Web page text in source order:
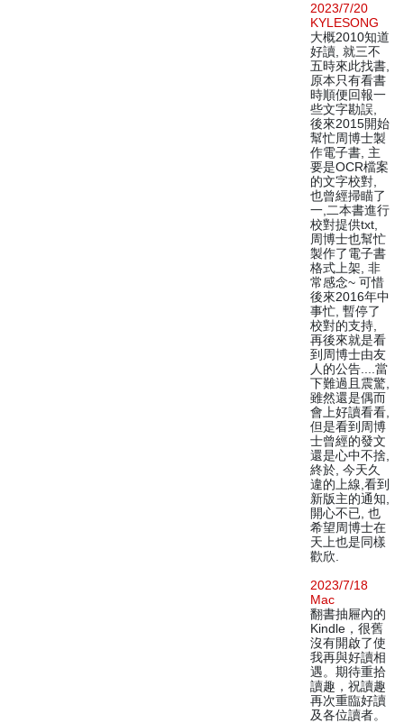
2023/7/20
KYLESONG
大概2010知道
好讀, 就三不
五時來此找書,
原本只有看書
時順便回報一
些文字勘誤,
後來2015開始
幫忙周博士製
作電子書, 主
要是OCR檔案
的文字校對,
也曾經掃瞄了
一,二本書進行
校對提供txt,
周博士也幫忙
製作了電子書
格式上架, 非
常感念~ 可惜
後來2016年中
事忙, 暫停了
校對的支持,
再後來就是看
到周博士由友
人的公告....當
下難過且震驚,
雖然還是偶而
會上好讀看看,
但是看到周博
士曾經的發文
還是心中不捨,
終於, 今天久
違的上線,看到
新版主的通知,
開心不已, 也
希望周博士在
天上也是同樣
歡欣.
2023/7/18
Mac
翻書抽屜內的
Kindle，很舊
沒有開啟了使
我再與好讀相
遇。期待重拾
讀趣，祝讀趣
再次重臨好讀
及各位讀者。